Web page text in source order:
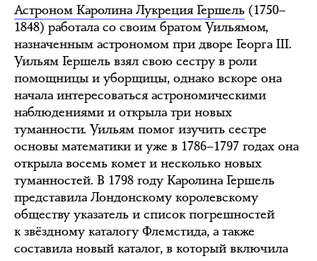
Астроном Каролина Лукреция Гершель (1750–
1848) работала со своим братом Уильямом,
назначенным астрономом при дворе Георга III.
Уильям Гершель взял свою сестру в роли
помощницы и уборщицы, однако вскоре она
начала интересоваться астрономическими
наблюдениями и открыла три новых
туманности. Уильям помог изучить сестре
основы математики и уже в 1786–1797 годах она
открыла восемь комет и несколько новых
туманностей. В 1798 году Каролина Гершель
представила Лондонскому королевскому
обществу указатель и список погрешностей
к звёздному каталогу Флемстида, а также
составила новый каталог, в который включила